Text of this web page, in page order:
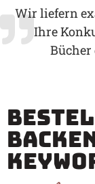
Wir liefern
Ihre
Bücher